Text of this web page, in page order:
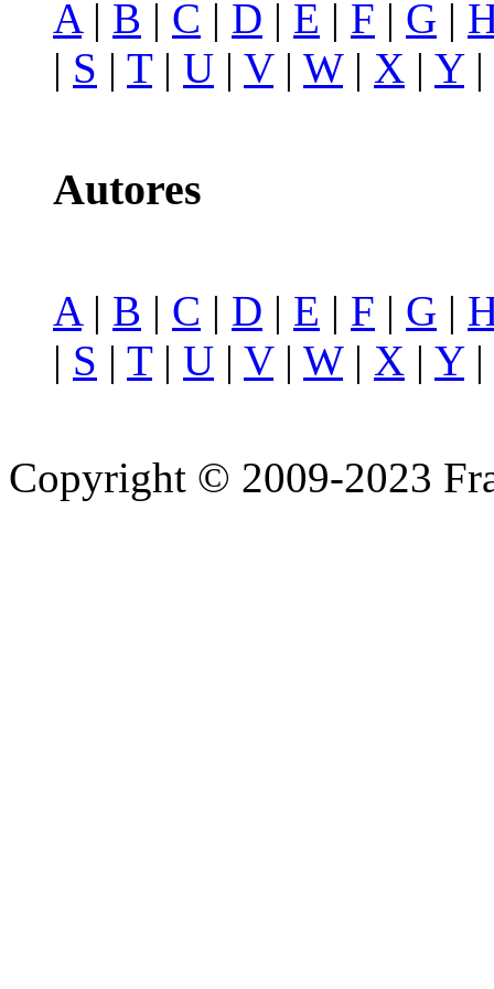
A| B | C | D | E | F | G |
| S | T| U | V| W| X | Y|
Autores
A | B | C | D | E | F | G |
| S | T| U | V| W| X | Y|
Copyright © 2009-2023